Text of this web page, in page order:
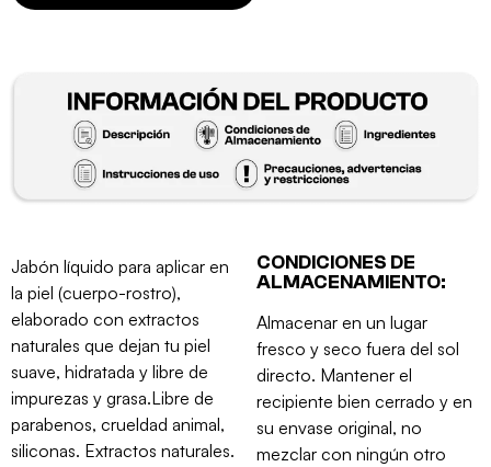
Jabón líquido para aplicar en
la piel (cuerpo-rostro),
elaborado con extractos
naturales que dejan tu piel
suave, hidratada y libre de
impurezas y grasa.Libre de
parabenos, crueldad animal,
siliconas. Extractos naturales.
CONDICIONES DE
ALMACENAMIENTO:
Almacenar en un lugar
fresco y seco fuera del sol
directo. Mantener el
recipiente bien cerrado y en
su envase original, no
mezclar con ningún otro